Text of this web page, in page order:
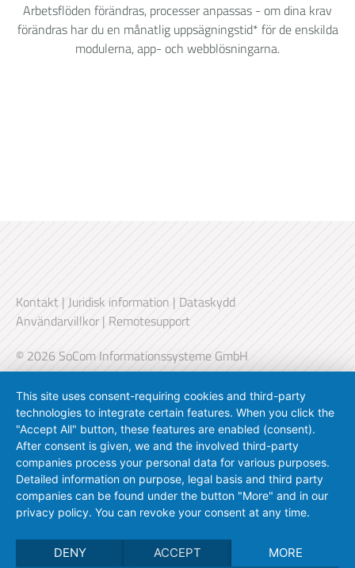
Arbetsflöden förändras, processer anpassas - om dina krav
förändras har du en månatlig uppsägningstid* för de enskilda
modulerna, app- och webblösningarna.
Kontakt | Juridisk information | Dataskydd
Användarvillkor | Remotesupport
© 2026 SoCom Informationssysteme GmbH
This site uses consent-requiring cookies and third-party
technologies to integrate certain features. When you click the
"Accept All" button, these features are enabled (consent).
After consent is given, we and the involved third-party
companies process your personal data for various purposes.
Detailed information on purpose, legal basis and third party
companies can be found under the button "More" and in our
privacy policy. You can revoke your consent at any time.
DENY ACCEPT MORE